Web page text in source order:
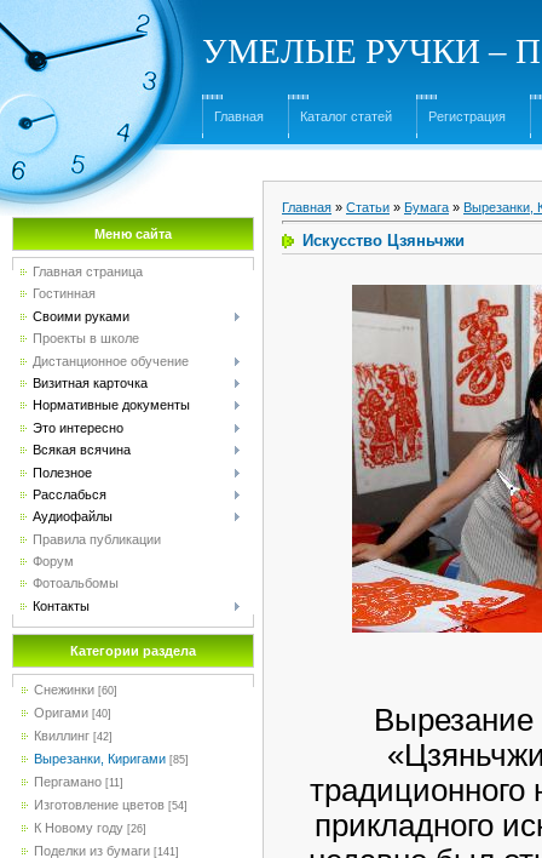
УМЕЛЫЕ РУЧКИ –
Главная Каталог статей Регистрация
Меню сайта
Главная страница
Гостинная
Своими руками
Проекты в школе
Дистанционное обучение
Визитная карточка
Нормативные документы
Это интересно
Всякая всячина
Полезное
Расслабься
Аудиофайлы
Правила публикации
Форум
Фотоальбомы
Контакты
Категории раздела
Снежинки [60]
Оригами [40]
Квиллинг [42]
Вырезанки, Киригами [85]
Пергамано [11]
Изготовление цветов [54]
К Новому году [26]
Поделки из бумаги [141]
Главная » Статьи » Бумага » Вырезанки,
Искусство Цзяньчжи
Вырезание
традиционного
прикладного